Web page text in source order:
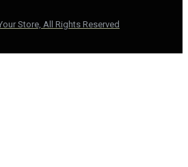
Store, All Rights Reserved